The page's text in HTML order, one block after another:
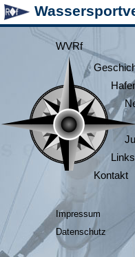
WVRf
Links
Kontakt
Impressum
Datenschutz